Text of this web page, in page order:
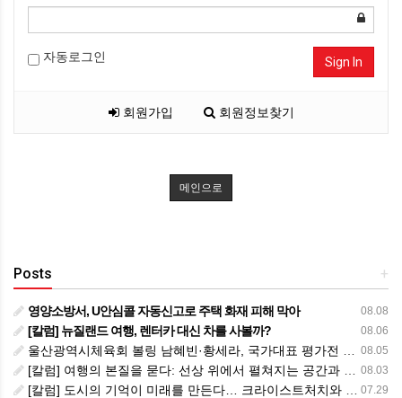
자동로그인 Sign In
회원가입 회원정보찾기
메인으로
+
Posts
08.08
영양소방서, U안심콜 자동신고로 주택 화재 피해 막아
08.06
[칼럼] 뉴질랜드 여행, 렌터카 대신 차를 사볼까?
08.05
울산광역시체육회 볼링 남혜빈·황세라, 국가대표 평가전 통과… ‘아시아선수권 출전’
08.03
[칼럼] 여행의 본질을 묻다: 선상 위에서 펼쳐지는 공간과 사람, 그리고 미식의 미학
07.29
[칼럼] 도시의 기억이 미래를 만든다… 크라이스트처치와 한국 도시가 주는 교훈